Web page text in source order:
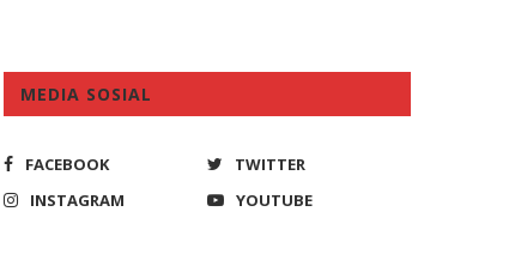
MEDIA SOSIAL
FACEBOOK
TWITTER
INSTAGRAM
YOUTUBE